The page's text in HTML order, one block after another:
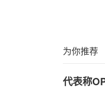
为你推荐
代表称